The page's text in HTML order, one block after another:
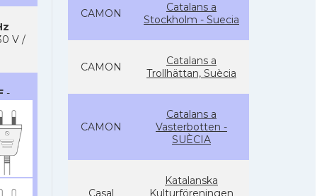
V /
-
CAMON
Catalans a
Stockholm - Suecia
CAMON
Catalans a
Trollhättan, Suècia
CAMON
Catalans a
Vasterbotten -
SUÈCIA
Casal
Katalanska
Kulturföreningen